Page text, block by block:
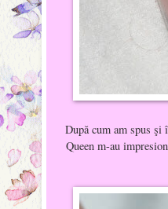
După cum am spus şi
Queen m-au